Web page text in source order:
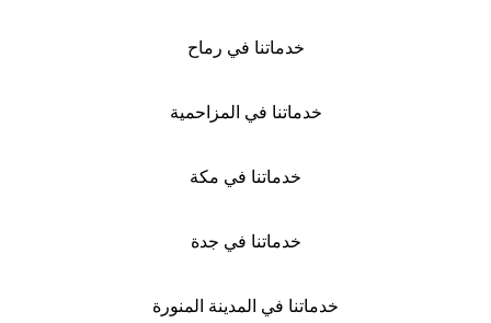
خدماتنا في رماح
خدماتنا في المزاحمية
خدماتنا في مكة
خدماتنا في جدة
خدماتنا في المدينة المنورة